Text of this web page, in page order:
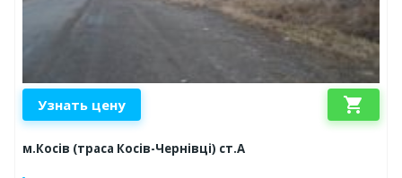
Узнать цену shopping_cart
м.Косів (траса Косів-Чернівці) ст.А